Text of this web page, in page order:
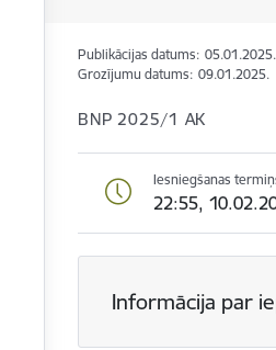
Publikācijas datums: 05.01.2025.
Grozījumu datums: 09.01.2025.
BNP 2025/1 AK
Iesniegšanas
22:55,
Informācija par